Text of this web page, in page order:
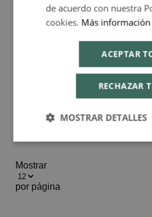
Digestarom Digest
Pranarom
15,40 €
Mostrar
por página
de acuerdo con nuestra
cookies. Más información
ACEPTAR
RECHAZAR
MOSTRAR DETALLES